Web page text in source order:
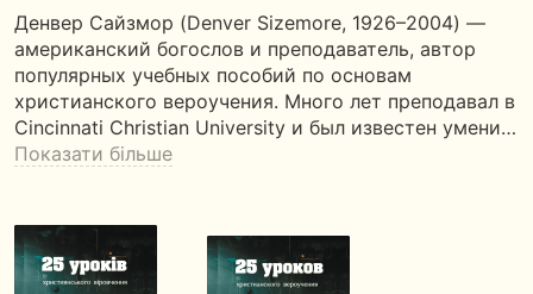
Денвер Сайзмор (Denver Sizemore, 1926–2004) —
американский богослов и преподаватель, автор
популярных учебных пособий по основам
христианского вероучения. Много лет преподавал в
Cincinnati Christian University и был известен умени…
Показати більше